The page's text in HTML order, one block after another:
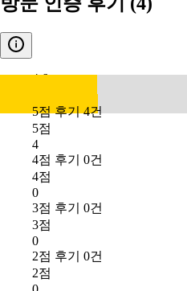
4.6
5점 후기 4건
5점
4
4점 후기 0건
4점
0
3점 후기 0건
3점
0
2점 후기 0건
2점